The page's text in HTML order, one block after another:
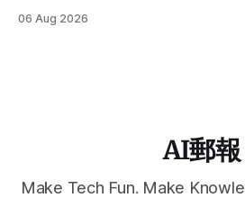
06 Aug 2026
AI郵報
Make Tech Fun. Make